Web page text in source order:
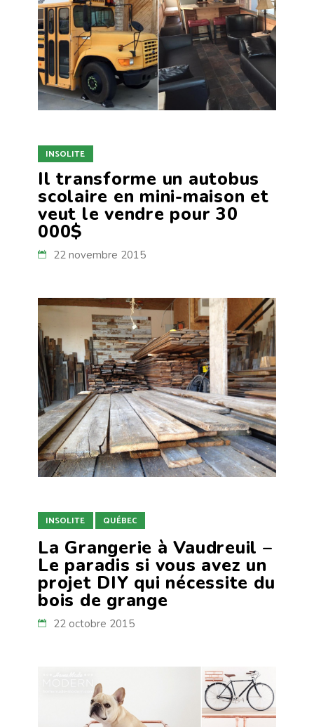
INSOLITE
Il transforme un autobus
scolaire en mini-maison et
veut le vendre pour 30
000$
22 novembre 2015
INSOLITE QUÉBEC
La Grangerie à Vaudreuil –
Le paradis si vous avez un
projet DIY qui nécessite du
bois de grange
22 octobre 2015